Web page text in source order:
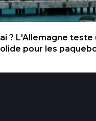
? L'Allemagne
pour les